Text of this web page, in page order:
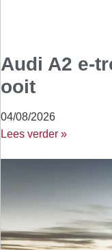
Audi A2 e-
ooit
04/08/2026
Lees verder »